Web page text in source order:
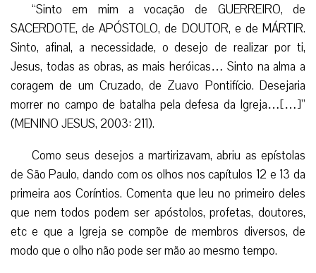
“Sinto em mim a vocação de GUERREIRO, de
SACERDOTE, de APÓSTOLO, de DOUTOR, e de MÁRTIR.
Sinto, afinal, a necessidade, o desejo de realizar por ti,
Jesus, todas as obras, as mais heróicas… Sinto na alma a
coragem de um Cruzado, de Zuavo Pontifício. Desejaria
morrer no campo de batalha pela defesa da Igreja…[…]”
(MENINO JESUS, 2003: 211).
Como seus desejos a martirizavam, abriu as epístolas
de São Paulo, dando com os olhos nos capítulos 12 e 13 da
primeira aos Coríntios. Comenta que leu no primeiro deles
que nem todos podem ser apóstolos, profetas, doutores,
etc e que a Igreja se compõe de membros diversos, de
modo que o olho não pode ser mão ao mesmo tempo.